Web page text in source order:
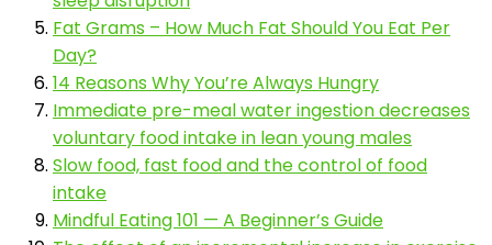
Fat Grams – How Much Fat Should You Eat Per
Day?
14 Reasons Why You’re Always Hungry
Immediate pre-meal water ingestion decreases
voluntary food intake in lean young males
Slow food, fast food and the control of food
intake
Mindful Eating 101 — A Beginner’s Guide